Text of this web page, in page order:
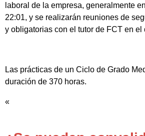
laboral de la empresa, generalmente
22:01, y se realizarán reuniones de
y obligatorias con el tutor de FCT en el
Las prácticas de un Ciclo de Grado
duración de 370 horas.
«